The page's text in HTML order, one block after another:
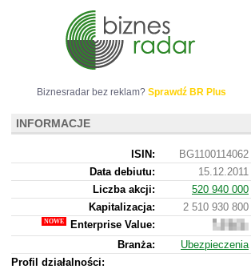
Biznesradar bez reklam? Sprawdź BR Plus
INFORMACJE
ISIN:
BG1100114062
Data debiutu:
15.12.2011
Liczba akcji:
520 940 000
Kapitalizacja:
2 510 930 800
Enterprise Value:
309
305
Branża:
Ubezpieczenia
Profil działalności: